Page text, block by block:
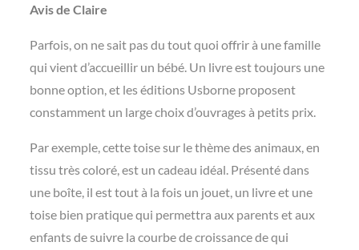
Avis de Claire
Parfois, on ne sait pas du tout quoi offrir à une famille
qui vient d’accueillir un bébé. Un livre est toujours une
bonne option, et les éditions Usborne proposent
constamment un large choix d’ouvrages à petits prix.
Par exemple, cette toise sur le thème des animaux, en
tissu très coloré, est un cadeau idéal. Présenté dans
une boîte, il est tout à la fois un jouet, un livre et une
toise bien pratique qui permettra aux parents et aux
enfants de suivre la courbe de croissance de qui